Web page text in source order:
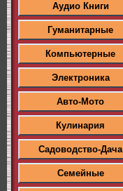
Аудио Книги
Гуманитарные
Компьютерные
Электроника
Авто-Мото
Кулинария
Садоводство-Дача
Семейные